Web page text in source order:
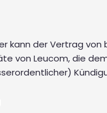
kann der Vertrag
von Leucom, die